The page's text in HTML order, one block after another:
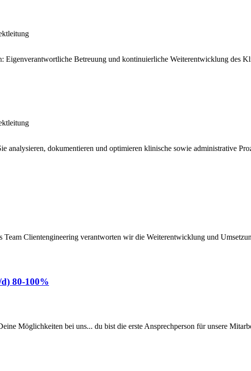
Eigenverantwortliche Betreuung und kontinuierliche Weiterentwicklung des
analysieren, dokumentieren und optimieren klinische sowie administrative
Clientengineering verantworten wir die Weiterentwicklung und
80-100%
Möglichkeiten bei uns... du bist die erste Ansprechperson für unsere